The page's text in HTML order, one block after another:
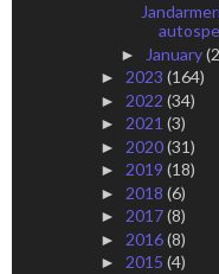
► January
► 2023 (164)
► 2022 (34)
► 2021 (3)
► 2020(31)
► 2019 (18)
► 2018 (6)
► 2017(8)
► 2016(8)
► 2015 (4)